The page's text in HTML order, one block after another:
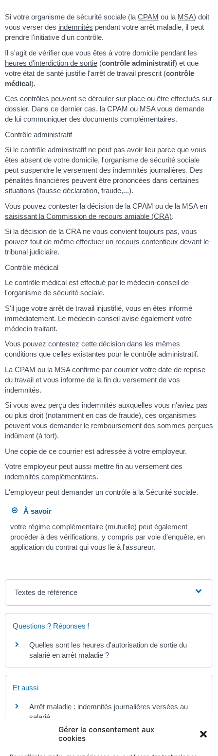
Gérer le consentement aux
cookies
Si votre organisme de sécurité sociale (la CPAM ou la MSA) doit
vous verser des indemnités pendant votre arrêt maladie, il peut
prendre l'initiative d'un contrôle.
Il s'agit de vérifier que vous êtes à votre domicile pendant les
heures d'interdiction de sortie (contrôle administratif) et que
votre état de santé justifie l'arrêt de travail prescrit (contrôle
médical).
Ces contrôles peuvent se dérouler sur place ou être effectués sur
dossier. Dans ce dernier cas, la CPAM ou MSA vous demande
de lui communiquer des documents complémentaires.
Contrôle administratif
Si le contrôle administratif ne peut pas avoir lieu parce que vous
êtes absent de votre domicile, l'organisme de sécurité sociale
peut suspendre le versement des indemnités journalières. Des
pénalités financières peuvent être prononcées dans certaines
situations (fausse déclaration, fraude,...).
Vous pouvez contester la décision de la CPAM ou de la MSA en
saisissant la Commission de recours amiable (CRA).
Si la décision de la CRA ne vous convient toujours pas, vous
pouvez tout de même effectuer un recours contentieux devant le
tribunal judiciaire.
Contrôle médical
Le contrôle médical est effectué par le médecin-conseil de
l'organisme de sécurité sociale.
S'il juge votre arrêt de travail injustifié, vous en êtes informé
immédiatement. Le médecin-conseil avise également votre
médecin traitant.
Vous pouvez contestez cette décision dans les mêmes
conditions que celles existantes pour le contrôle administratif.
La CPAM ou la MSA confirme par courrier votre date de reprise
du travail et vous informe de la fin du versement de vos
indemnités.
Si vous avez perçu des indemnités auxquelles vous n'aviez pas
ou plus droit (notamment en cas de fraude), ces organismes
peuvent vous demander le remboursement des sommes perçues
indûment (à tort).
Une copie de ce courrier est adressée à votre employeur.
Votre employeur peut aussi mettre fin au versement des
indemnités complémentaires.
L'employeur peut demander un contrôle à la Sécurité sociale.
À savoir
votre régime complémentaire (mutuelle) peut également
procéder à des vérifications, y compris par voie d'enquête, en
application du contrat qui vous lie à l'assureur.
Textes de référence
Questions ? Réponses !
Quelles sont les heures d'autorisation de sortie du
salarié en arrêt maladie ?
Et aussi
Arrêt maladie : indemnités journalières versées au
salarié
Travail - Formation